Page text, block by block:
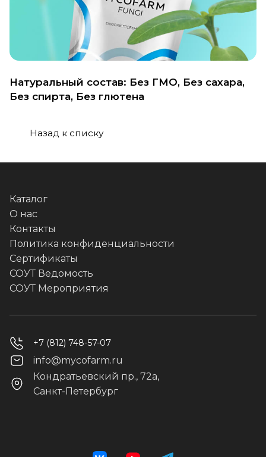
Натуральный состав: Без ГМО, Без сахара,
Без спирта, Без глютена
Назад к списку
+7 (812) 748-57-07
info@mycofarm.ru
Кондратьевский пр., 72а,
Санкт-Петербург
Каталог
О нас
Контакты
Политика конфиденциальности
Сертификаты
СОУТ Ведомость
СОУТ Мероприятия